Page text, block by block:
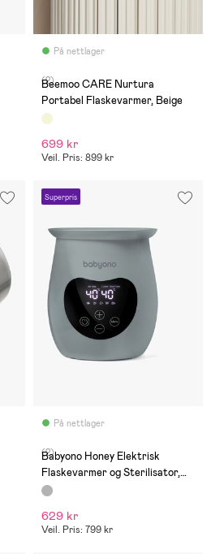
På nettlager
(2)
Beemoo CARE Nurtura
Portabel Flaskevarmer, Beige
699 kr
Veil. Pris: 899 kr
Superpris
På nettlager
(2)
Babyono Honey Elektrisk
Flaskevarmer og Sterilisator,
Grå
629 kr
Veil. Pris: 799 kr